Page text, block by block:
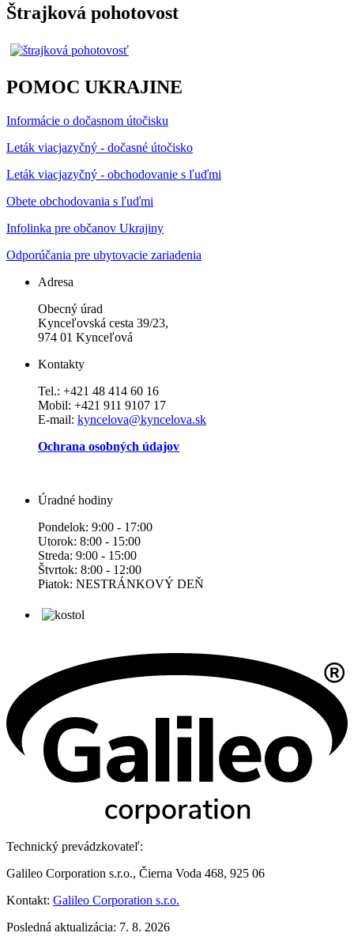
Štrajková pohotovost
POMOC UKRAJINE
Informácie o dočasnom útočisku
Leták viacjazyčný - dočasné útočisko
Leták viacjazyčný - obchodovanie s ľuďmi
Obete obchodovania s ľuďmi
Infolinka pre občanov Ukrajiny
Odporúčania pre ubytovacie zariadenia
Adresa
Obecný úrad
Kynceľovská cesta 39/23,
974 01 Kynceľová
Kontakty
Tel.: +421 48 414 60 16
Mobil: +421 911 9107 17
E-mail: kyncelova@kyncelova.sk
Ochrana osobných údajov
Úradné hodiny
Pondelok: 9:00 - 17:00
Utorok: 8:00 - 15:00
Streda: 9:00 - 15:00
Štvrtok: 8:00 - 12:00
Piatok: NESTRÁNKOVÝ DEŇ
Technický prevádzkovateľ:
Galileo Corporation s.r.o., Čierna Voda 468, 925 06
Kontakt: Galileo Corporation s.r.o.
Posledná aktualizácia: 7. 8. 2026